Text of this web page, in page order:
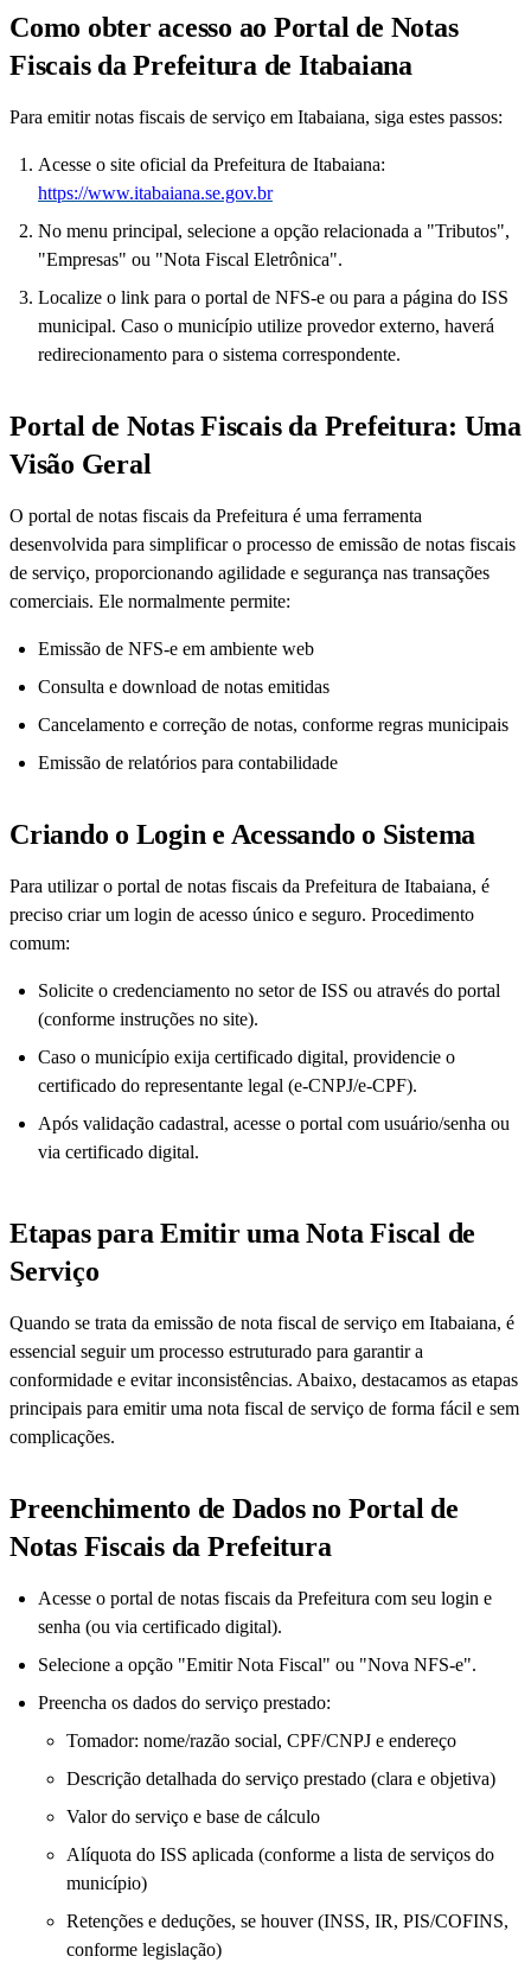
Como obter acesso ao Portal de Notas
Fiscais da Prefeitura de Itabaiana
Para emitir notas fiscais de serviço em Itabaiana, siga estes passos:
Acesse o site oficial da Prefeitura de Itabaiana:
https://www.itabaiana.se.gov.br
No menu principal, selecione a opção relacionada a "Tributos",
"Empresas" ou "Nota Fiscal Eletrônica".
Localize o link para o portal de NFS-e ou para a página do ISS
municipal. Caso o município utilize provedor externo, haverá
redirecionamento para o sistema correspondente.
Portal de Notas Fiscais da Prefeitura: Uma
Visão Geral
O portal de notas fiscais da Prefeitura é uma ferramenta
desenvolvida para simplificar o processo de emissão de notas fiscais
de serviço, proporcionando agilidade e segurança nas transações
comerciais. Ele normalmente permite:
Emissão de NFS-e em ambiente web
Consulta e download de notas emitidas
Cancelamento e correção de notas, conforme regras municipais
Emissão de relatórios para contabilidade
Criando o Login e Acessando o Sistema
Para utilizar o portal de notas fiscais da Prefeitura de Itabaiana, é
preciso criar um login de acesso único e seguro. Procedimento
comum:
Solicite o credenciamento no setor de ISS ou através do portal
(conforme instruções no site).
Caso o município exija certificado digital, providencie o
certificado do representante legal (e-CNPJ/e-CPF).
Após validação cadastral, acesse o portal com usuário/senha ou
via certificado digital.
Etapas para Emitir uma Nota Fiscal de
Serviço
Quando se trata da emissão de nota fiscal de serviço em Itabaiana, é
essencial seguir um processo estruturado para garantir a
conformidade e evitar inconsistências. Abaixo, destacamos as etapas
principais para emitir uma nota fiscal de serviço de forma fácil e sem
complicações.
Preenchimento de Dados no Portal de
Notas Fiscais da Prefeitura
Acesse o portal de notas fiscais da Prefeitura com seu login e
senha (ou via certificado digital).
Selecione a opção "Emitir Nota Fiscal" ou "Nova NFS-e".
Preencha os dados do serviço prestado:
Tomador: nome/razão social, CPF/CNPJ e endereço
Descrição detalhada do serviço prestado (clara e objetiva)
Valor do serviço e base de cálculo
Alíquota do ISS aplicada (conforme a lista de serviços do
município)
Retenções e deduções, se houver (INSS, IR, PIS/COFINS,
conforme legislação)